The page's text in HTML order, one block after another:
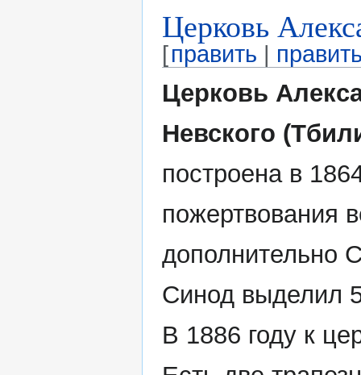
Церковь
[править |
Церковь
Невского
построена в
пожертвования
дополнительно
Синод выделил
В 1886 году к